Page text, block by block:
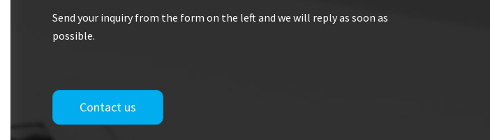
Send your inquiry from the form on the left and we will reply as soon as
possible.
Contact us